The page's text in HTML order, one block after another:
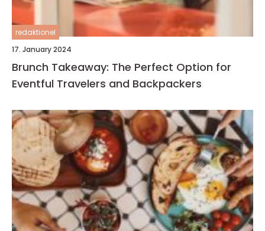
redaktionel
17. January 2024
Brunch Takeaway: The Perfect Option for
Eventful Travelers and Backpackers